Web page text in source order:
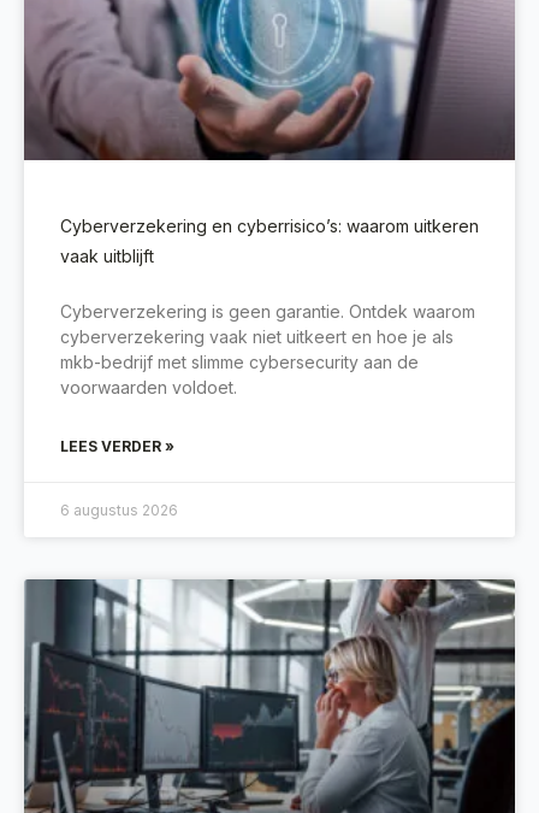
Cyberverzekering en cyberrisico’s: waarom uitkeren
vaak uitblijft
Cyberverzekering is geen garantie. Ontdek waarom
cyberverzekering vaak niet uitkeert en hoe je als
mkb-bedrijf met slimme cybersecurity aan de
voorwaarden voldoet.
LEES VERDER »
6 augustus 2026